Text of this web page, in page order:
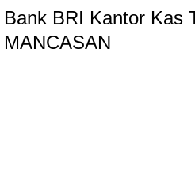
Bank BRI Kantor Kas
MANCASAN